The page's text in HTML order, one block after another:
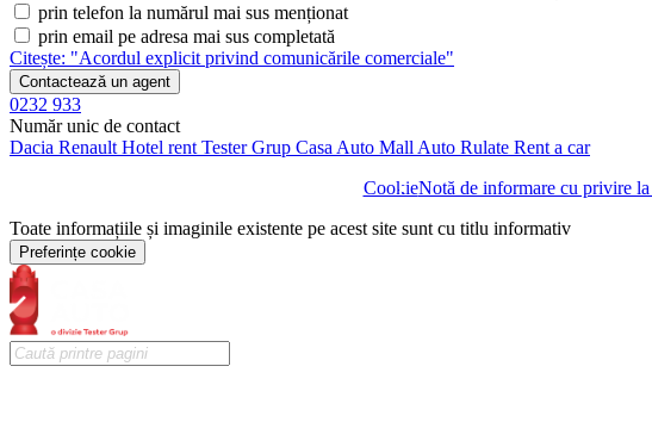
prin telefon la numărul mai sus menționat
prin email pe adresa mai sus completată
Citește: "Acordul explicit privind comunicările comerciale"
Contactează un agent
0232 933
Număr unic de contact
Dacia Renault Hotel rent Tester Grup Casa Auto Mall Auto Rulate Rent a car
CookieNotă de informare cu privire la
Toate informațiile și imaginile existente pe acest site sunt cu titlu informativ
Preferințe cookie